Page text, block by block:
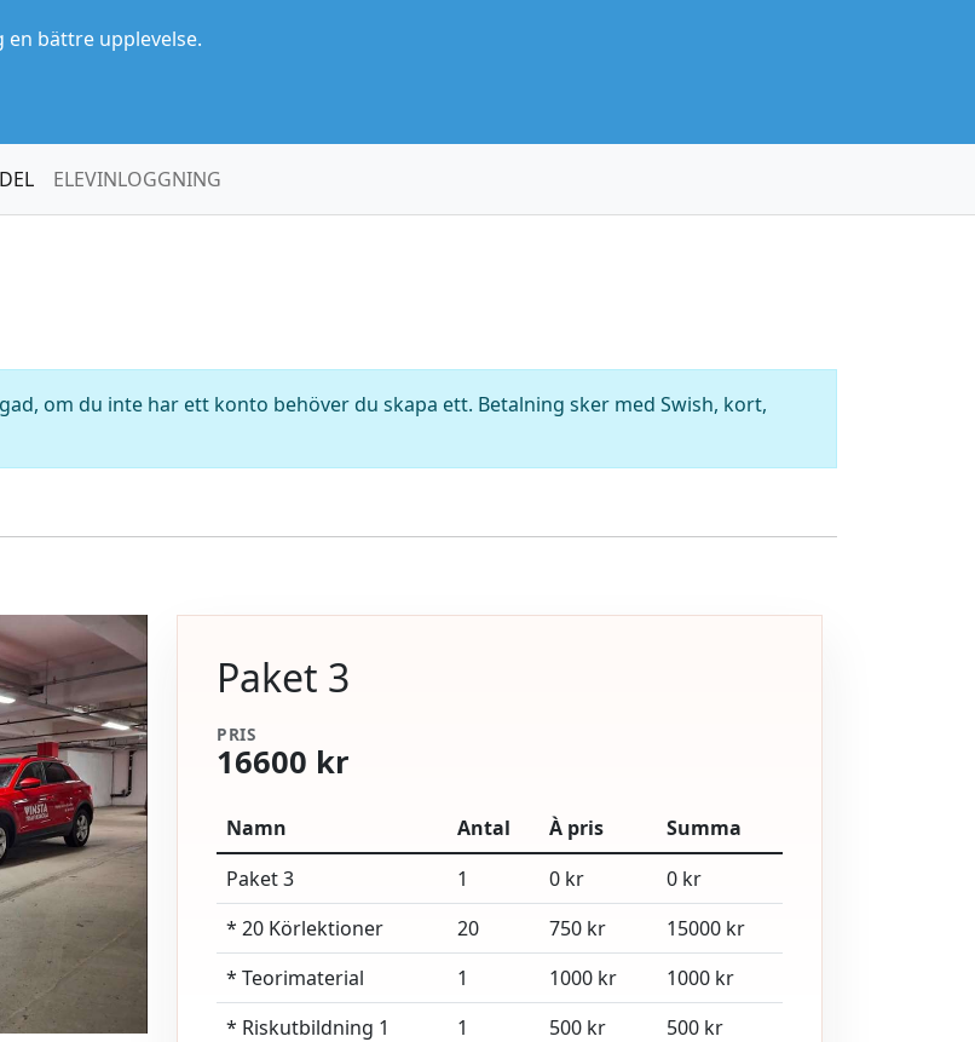
bättre upplevelse.
ELEVINLOGGNING
om du inte har ett konto behöver du skapa ett. Betalning sker med Swish, kort,
Paket 3
PRIS
16600 kr
Namn Antal À pris
Summa
Paket 3
1 0 kr
0 kr
* 20 Körlektioner
20 750 kr
15000 kr
* Teorimaterial
1 1000 kr
1000 kr
* Riskutbildning 1
1 500 kr
500 kr